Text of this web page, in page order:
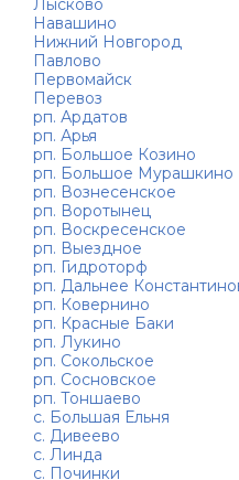
Лысково
Навашино
Нижний Новгород
Павлово
Первомайск
Перевоз
рп. Ардатов
рп. Арья
рп. Большое Козино
рп. Большое Мурашкино
рп. Вознесенское
рп. Воротынец
рп. Воскресенское
рп. Выездное
рп. Гидроторф
рп. Дальнее
рп. Ковернино
рп. Красные Баки
рп. Лукино
рп. Сокольское
рп. Сосновское
рп. Тоншаево
с. Большая Ельня
с. Дивеево
с. Линда
с. Починки